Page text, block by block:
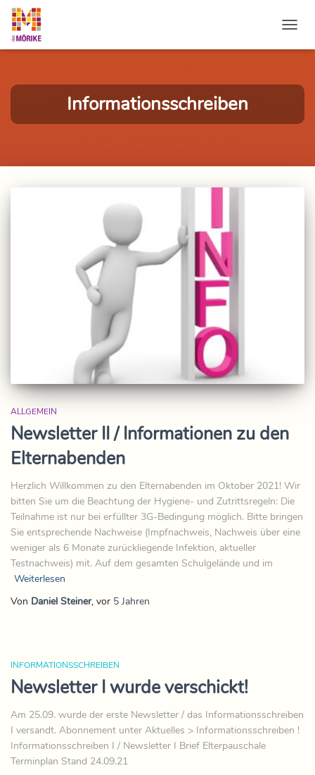
Informationsschreiben
ALLGEMEIN
Newsletter II / Informationen zu den
Elternabenden
Herzlich Willkommen zu den Elternabenden im Oktober 2021! Wir
bitten Sie um die Beachtung der Hygiene- und Zutrittsregeln: Die
Teilnahme ist nur bei erfüllter 3G-Bedingung möglich. Bitte bringen
Sie entsprechende Nachweise (Impfnachweis, Nachweis über eine
weniger als 6 Monate zurückliegende Infektion, aktueller
Testnachweis) mit. Auf dem gesamten Schulgelände und im
Weiterlesen
Von Daniel Steiner, vor 5 Jahren
INFORMATIONSSCHREIBEN
Newsletter I wurde verschickt!
Am 25.09. wurde der erste Newsletter / das Informationsschreiben
I versandt. Abonnement unter Aktuelles > Informationsschreiben !
Informationsschreiben I / Newsletter I Brief Elterpauschale
Terminplan Stand 24.09.21